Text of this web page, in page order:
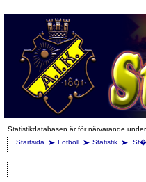
Statistikdatabasen är för närvarande
Startsida
Fotboll Statistik